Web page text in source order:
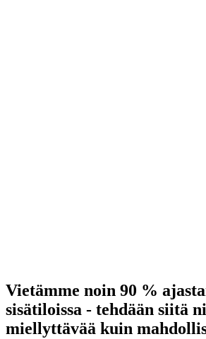
Vietämme noin 90 %
sisätiloissa - tehdään siitä
miellyttävää kuin